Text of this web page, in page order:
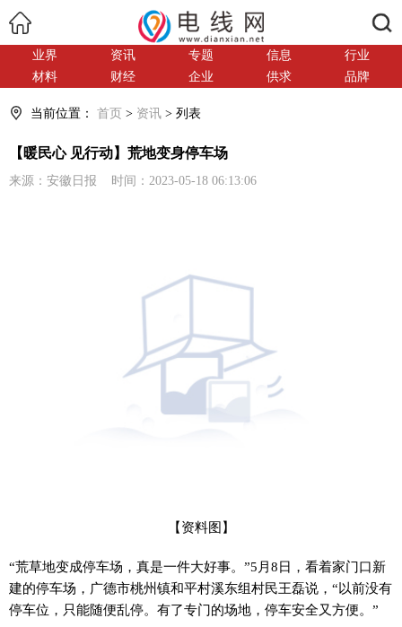
业界 资讯 专题 信息
行业
材料
财经 企业 供求 品牌
当前位置： 首页 > 资讯 > 列表
【暖民心 见行动】荒地变身停车场
来源：安徽日报 时间：2023-05-18 06:13:06
【资料图】
“荒草地变成停车场，真是一件大好事。”5月8日，看着家门口新
建的停车场，广德市桃州镇和平村溪东组村民王磊说，“以前没有
停车位，只能随便乱停。有了专门的场地，停车安全又方便。”